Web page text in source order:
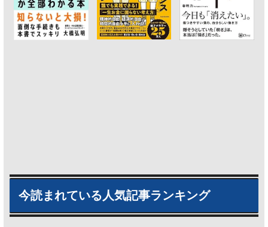
今読まれている人気記事ランキング